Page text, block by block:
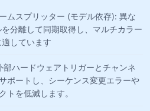
ムスプリッター (モデル依存): 異な
分離して同期取得し、マルチカラー
しています
ハードウェアトリガーとチャンネ
ポートし、シーケンス変更エラーや
トを低減します。